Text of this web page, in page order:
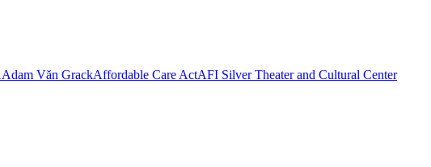
Adam Văn GrackAffordable Care ActAFI Silver Theater and Cultural Center